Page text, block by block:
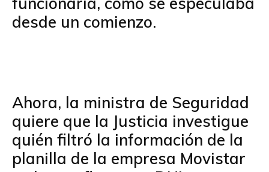
desde un comienzo.
Ahora, la ministra de Seguridad
quiere que la Justicia investigue
quién filtró la información de la
planilla de la empresa Movistar